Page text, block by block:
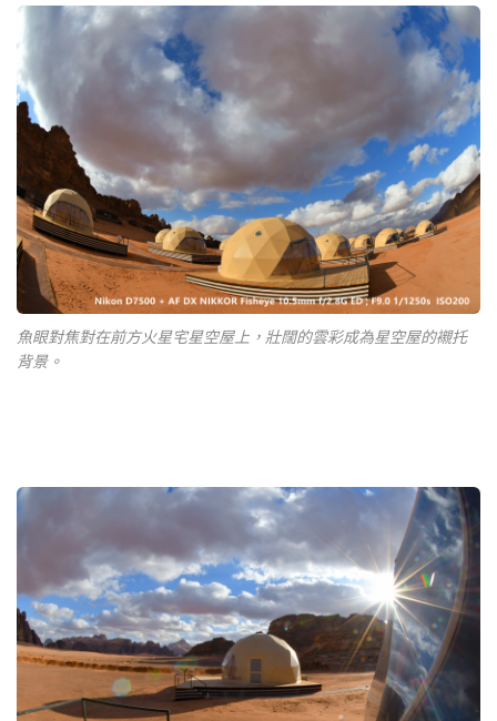
魚眼對焦對在前方火星宅星空屋上，壯闊的雲彩成為星空屋的襯托
背景。